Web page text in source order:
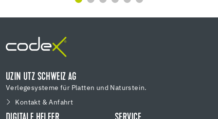
UZIN UTZ SCHWEIZ AG
Verlegesysteme für Platten und Naturstein.
Kontakt & Anfahrt